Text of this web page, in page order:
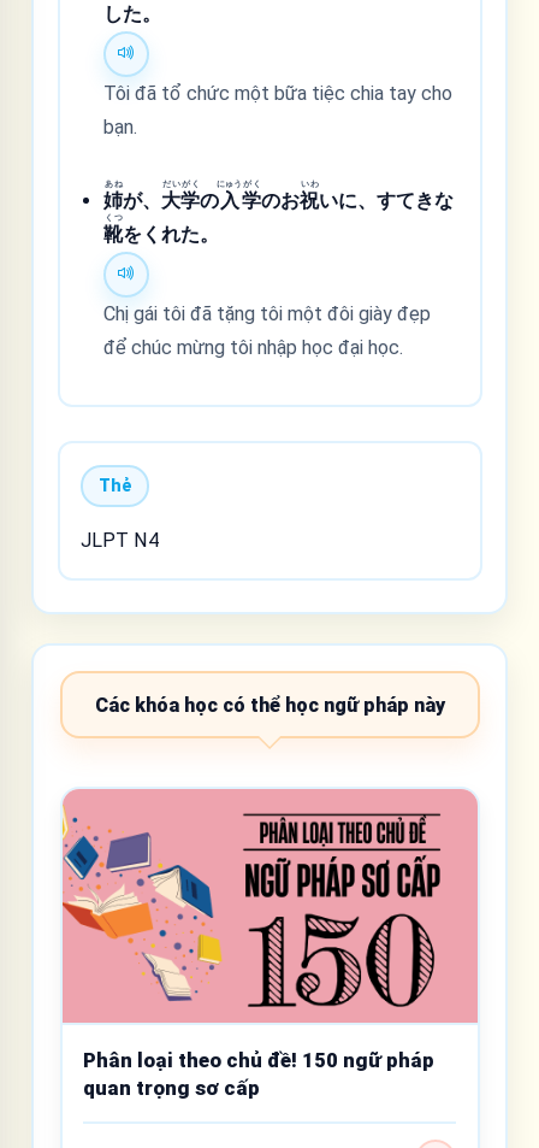
した。
Tôi đã tổ chức một bữa tiệc chia tay cho
bạn.
姉
あね
が、 大
だい
学
がく
の 入
にゅう
学
がく
のお祝
いわ
いに、すてきな
靴
くつ
をくれた。
Chị gái tôi đã tặng tôi một đôi giày đẹp
để chúc mừng tôi nhập học đại học.
Thẻ
JLPT N4
Các khóa học có thể học ngữ pháp này
Phân loại theo chủ đề! 150 ngữ pháp
quan trọng sơ cấp